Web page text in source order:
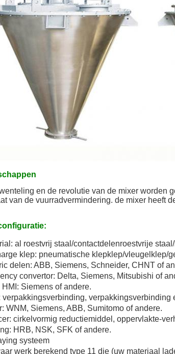
en de revolutie van de mixer worden
van de vuurradvermindering. de mixer heeft
al roestvrij staal/contactdelenroestvrije
klep: pneumatische klepklep/vleugelklep/
delen: ABB, Siemens, Schneider, CHNT of
convertor: Delta, Siemens, Mitsubishi of
HMI: Siemens of andere.
verpakkingsverbinding,
: WNM, Siemens, ABB, Sumitomo of andere.
: cirkelvormig reductiemiddel, oppervlakte-
: HRB, NSK, SFK of andere.
systeem
werk berekend type 11 die (uw materiaal